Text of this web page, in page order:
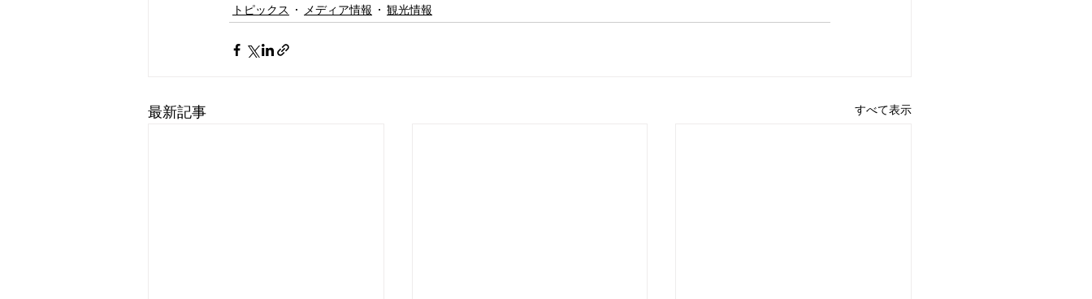
トピックス メディア情報 観光情報
最新記事 すべて表示